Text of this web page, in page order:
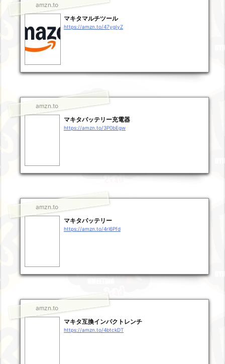
amzn.to
マキタマルチツール
https://amzn.to/47ygIyZ
amzn.to
マキタバッテリー充電器
https://amzn.to/3P0bEgw
amzn.to
マキタバッテリー
https://amzn.to/4rl6Pfd
amzn.to
マキタ互換インパクトレンチ
https://amzn.to/4btckDT